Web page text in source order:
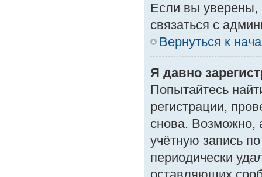
Если вы уверены,
связаться с
Вернуться к
Я давно
Попытайтесь
регистрации,
снова. Возможно,
учётную запись
периодически